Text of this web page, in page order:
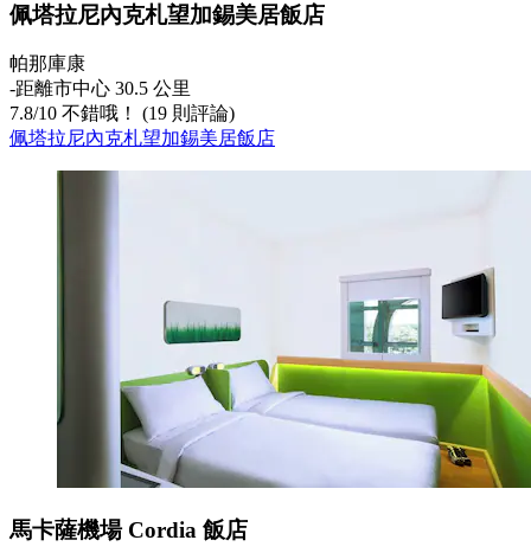
佩塔拉尼內克札望加錫美居飯店
帕那庫康
‐距離市中心 30.5 公里
7.8/10 不錯哦！ (19 則評論)
佩塔拉尼內克札望加錫美居飯店
馬卡薩機場 Cordia 飯店